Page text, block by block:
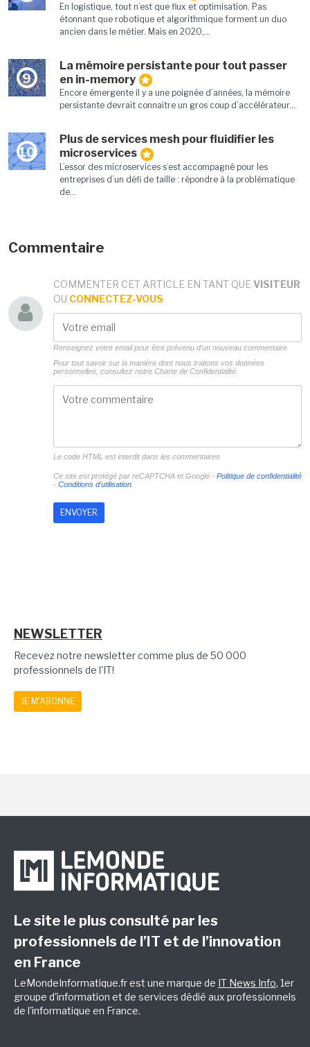
En logistique, tout n’est que flux et optimisation. Pas
étonnant que robotique et algorithmique forment un duo
ancien dans le métier. Mais en 2020,...
9
La mémoire persistante pour tout passer
en in-memory
Encore émergente il y a une poignée d’années, la mémoire
persistante devrait connaitre un gros coup d’accélérateur...
10
Plus de services mesh pour fluidifier les
microservices
L’essor des microservices s’est accompagné pour les
entreprises d’un défi de taille : répondre à la problématique
de...
Commentaire
COMMENTER CET ARTICLE EN TANT QUE VISITEUR
OU CONNECTEZ-VOUS
Renseignez votre email pour être prévenu d'un nouveau commentaire
Pour tout savoir sur la manière dont nous traitons vos données
personnelles, consultez notre Charte de Confidentialité.
Le code HTML est interdit dans les commentaires
Ce site est protégé par reCAPTCHA et Google - Politique de confidentialité
- Conditions d'utilisation
NEWSLETTER
Recevez notre newsletter comme plus de 50 000
professionnels de l'IT!
JE M'ABONNE
Le site le plus consulté par les
professionnels de l’IT et de l’innovation
en France
LeMondeInformatique.fr est une marque de IT News Info, 1er
groupe d'information et de services dédié aux professionnels
de l'informatique en France.